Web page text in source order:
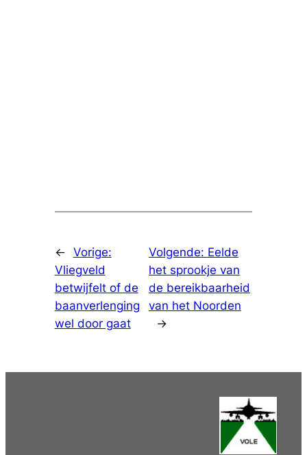
← Vorige:
Vliegveld
betwijfelt of de
baanverlenging
wel door gaat
Volgende: Eelde
het sprookje van
de bereikbaarheid
van het Noorden
→